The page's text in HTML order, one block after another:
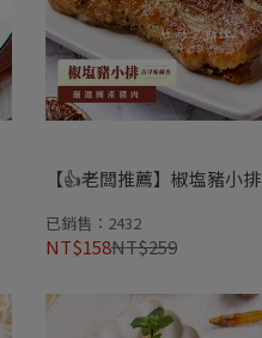
【👍老闆推薦】椒塩豬小排
已銷售：2432
NT$158NT$259